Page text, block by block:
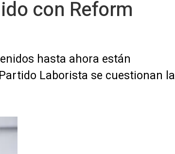
con Reform
hasta ahora están
Laborista se cuestionan la